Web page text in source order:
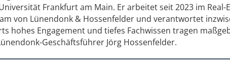
Frankfurt am Main. Er arbeitet seit 2023 im Real-
von Lünendonk & Hossenfelder und verantwortet
hohes Engagement und tiefes Fachwissen tragen
Geschäftsführer Jörg Hossenfelder.